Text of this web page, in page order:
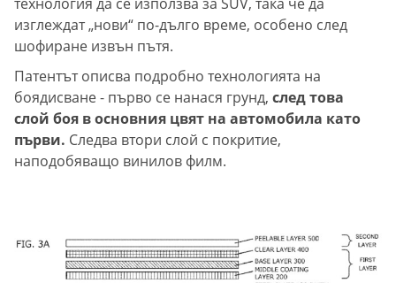
изглеждат „нови“ по-дълго време, особено след
шофиране извън пътя.
Патентът описва подробно технологията на
боядисване - първо се нанася грунд, след това
слой боя в основния цвят на автомобила като
първи. Следва втори слой с покритие,
наподобяващо винилов филм.